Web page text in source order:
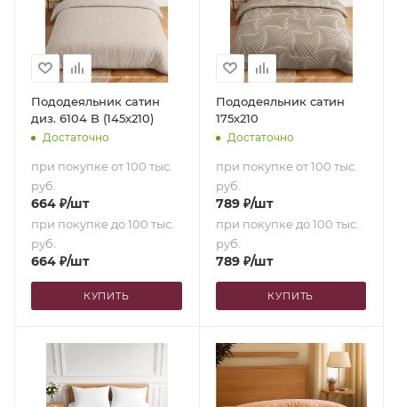
Пододеяльник сатин
диз. 6104 B (145х210)
Достаточно
при покупке от 100 тыс.
руб.
664 ₽/шт
при покупке до 100 тыс.
руб.
664 ₽/шт
КУПИТЬ
Пододеяльник сатин
175х210
Достаточно
при покупке от 100 тыс.
руб.
789₽/шт
при покупке до 100 тыс.
руб.
789₽/шт
КУПИТЬ